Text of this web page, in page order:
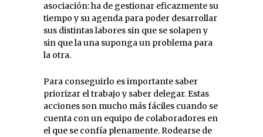
asociación: ha de gestionar eficazmente su
tiempo y su agenda para poder desarrollar
sus distintas labores sin que se solapen y
sin que la una suponga un problema para
la otra.
Para conseguirlo es importante saber
priorizar el trabajo y saber delegar. Estas
acciones son mucho más fáciles cuando se
cuenta con un equipo de colaboradores en
el que se confía plenamente. Rodearse de